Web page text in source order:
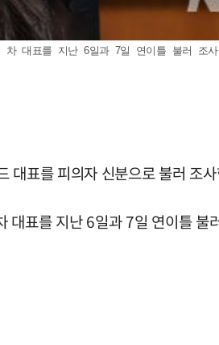
대표를 지난 6일과 7일 연이틀 불러 조사
표를 피의자 신분으로 불러 조
표를 지난 6일과 7일 연이틀 불